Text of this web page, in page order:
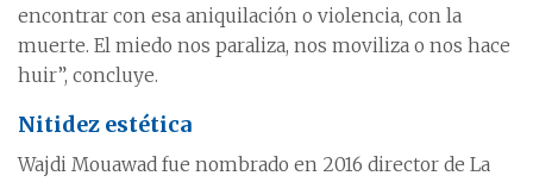
encontrar con esa aniquilación o violencia, con la
muerte. El miedo nos paraliza, nos moviliza o nos hace
huir”, concluye.
Nitidez estética
Wajdi Mouawad fue nombrado en 2016 director de La